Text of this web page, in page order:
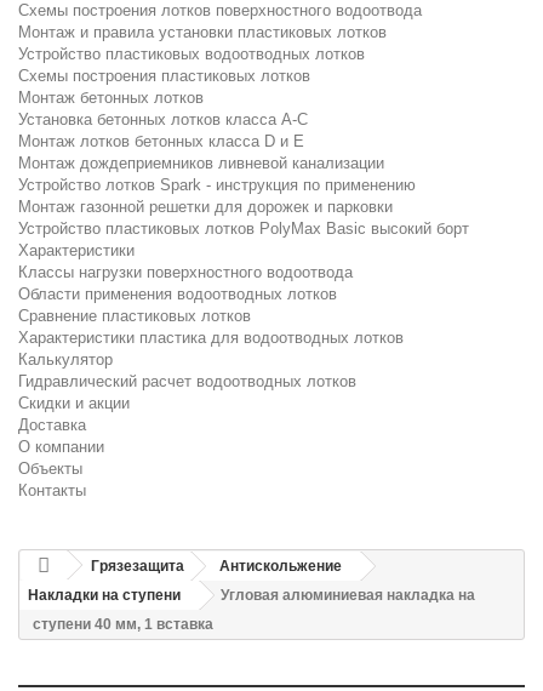
Схемы построения лотков поверхностного водоотвода
Монтаж и правила установки пластиковых лотков
Устройство пластиковых водоотводных лотков
Схемы построения пластиковых лотков
Монтаж бетонных лотков
Установка бетонных лотков класса A-C
Монтаж лотков бетонных класса D и E
Монтаж дождеприемников ливневой канализации
Устройство лотков Spark - инструкция по применению
Монтаж газонной решетки для дорожек и парковки
Устройство пластиковых лотков PolyMax Basic высокий борт
Характеристики
Классы нагрузки поверхностного водоотвода
Области применения водоотводных лотков
Сравнение пластиковых лотков
Характеристики пластика для водоотводных лотков
Калькулятор
Гидравлический расчет водоотводных лотков
Скидки и акции
Доставка
О компании
Объекты
Контакты
Грязезащита
Антискольжение
Накладки на ступени
Угловая алюминиевая накладка на
ступени 40 мм, 1 вставка